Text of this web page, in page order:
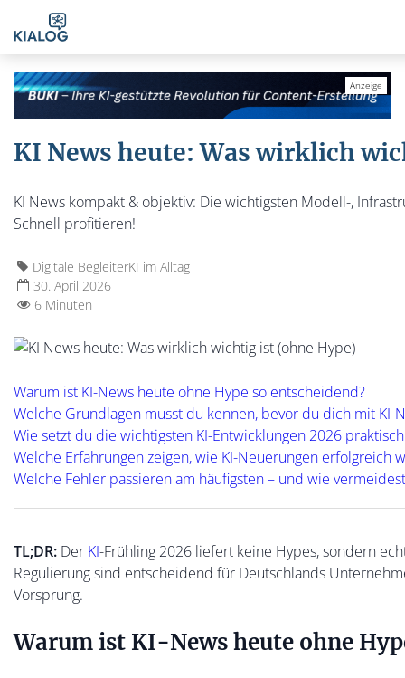
KI News heute: Was wirklich
KI News kompakt & objektiv: Die wichtigsten Modell-,
Schnell profitieren!
Digitale BegleiterKI im Alltag
30. April 2026
6 Minuten
Warum ist KI-News heute ohne Hype so entscheidend?
Welche Grundlagen musst du kennen, bevor du dich mit KI-
Wie setzt du die wichtigsten KI-Entwicklungen 2026
Welche Erfahrungen zeigen, wie KI-Neuerungen erfolgreich
Welche Fehler passieren am häufigsten – und wie
TL;DR: Der KI-Frühling 2026 liefert keine Hypes, sondern
Regulierung sind entscheidend für Deutschlands
Vorsprung.
Warum ist KI-News heute ohne